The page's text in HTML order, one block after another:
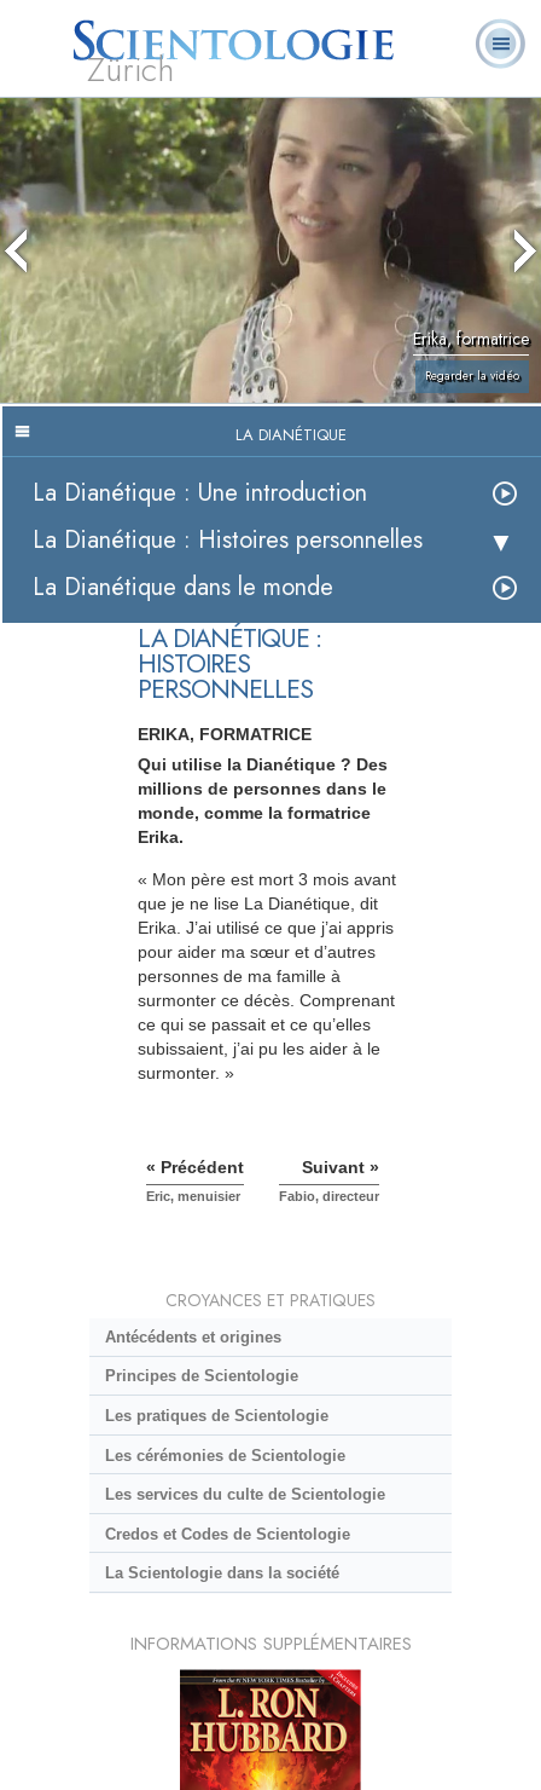
Zürich
L. Ron Hubbard
Qu’est-ce que la
Scientologie ?
Foire aux
questions
Livres
Erika, formatrice
Regarder la vidéo
LA DIANÉTIQUE
La Dianétique : Une introduction
La Dianétique : Histoires personnelles
La Dianétique dans le monde
LA DIANÉTIQUE :
HISTOIRES
PERSONNELLES
ERIKA, FORMATRICE
Qui utilise la Dianétique ? Des
millions de personnes dans le
monde, comme la formatrice
Erika.
« Mon père est mort 3 mois avant
que je ne lise La Dianétique, dit
Erika. J’ai utilisé ce que j’ai appris
pour aider ma sœur et d’autres
personnes de ma famille à
surmonter ce décès. Comprenant
ce qui se passait et ce qu’elles
subissaient, j’ai pu les aider à le
surmonter. »
« Précédent
Eric, menuisier
Suivant »
Fabio, directeur
CROYANCES ET PRATIQUES
Antécédents et origines
Principes de Scientologie
Les pratiques de Scientologie
Les cérémonies de Scientologie
Les services du culte de Scientologie
Credos et Codes de Scientologie
La Scientologie dans la société
INFORMATIONS SUPPLÉMENTAIRES